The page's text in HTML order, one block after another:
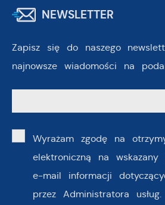
NEWSLETTER
Zapisz się do naszego
najnowsze wiadomości na
Wyrażam zgodę na
elektroniczną na
e-mail informacji
przez Administratora